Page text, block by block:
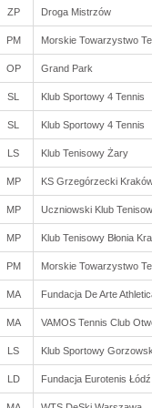
ZP Droga Mistrzów
PM Morskie Towarzystwo
OP Grand Park
SL Klub Sportowy 4 Tennis
SL Klub Sportowy 4 Tennis
LS Klub Tenisowy Żary
MP KS Grzegórzecki
MP Uczniowski Klub
MP Klub Tenisowy Błonia
PM Morskie Towarzystwo
MA Fundacja De Arte
MA VAMOS Tennis Club
LS Klub Sportowy
LD Fundacja Eurotenis Łódź